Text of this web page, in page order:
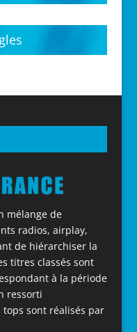
mélange de
radios, airplay,
de hiérarchiser la
titres classés sont
à la période
ressorti
tops sont réalisés par